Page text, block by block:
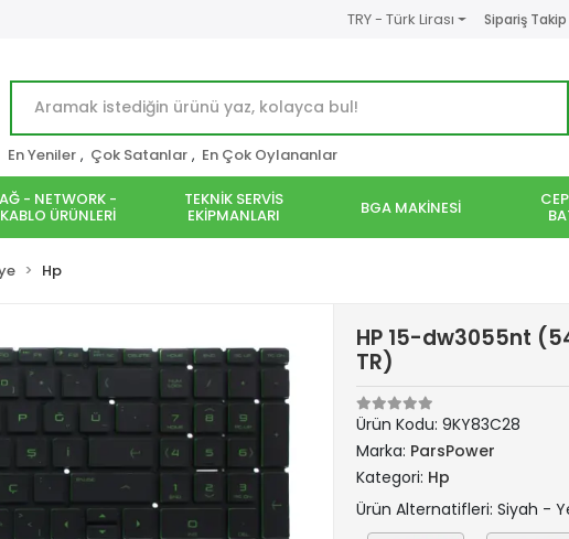
TRY - Türk Lirası Sipariş Takip
En Yeniler , Çok Satanlar , En Çok Oylananlar
AĞ - NETWORK -
KABLO ÜRÜNLERİ
TEKNİK SERVİS
EKİPMANLARI BGA MAKİNESİ
Hp
HP 15-dw3055nt
TR)
Ürün Kodu: 9KY83C28
Marka: ParsPower
Kategori: Hp
Ürün Alternatifleri: Siyah -